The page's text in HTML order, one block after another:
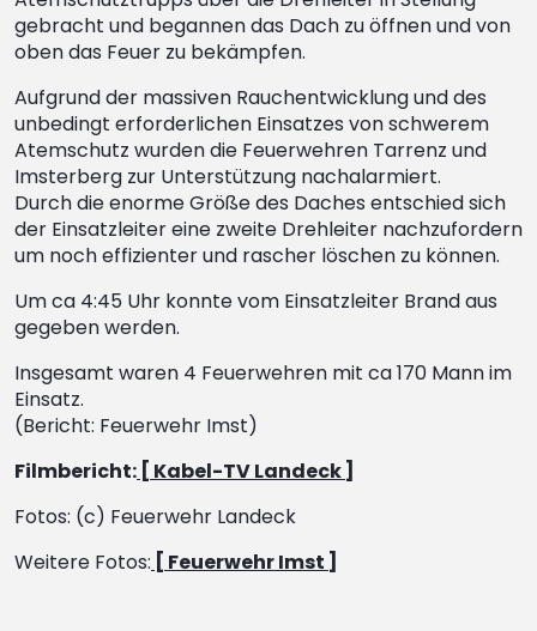
gebracht und begannen das Dach zu öffnen und von
oben das Feuer zu bekämpfen.
Aufgrund der massiven Rauchentwicklung und des
unbedingt erforderlichen Einsatzes von schwerem
Atemschutz wurden die Feuerwehren Tarrenz und
Imsterberg zur Unterstützung nachalarmiert.
Durch die enorme Größe des Daches entschied sich
der Einsatzleiter eine zweite Drehleiter nachzufordern
um noch effizienter und rascher löschen zu können.
Um ca 4:45 Uhr konnte vom Einsatzleiter Brand aus
gegeben werden.
Insgesamt waren 4 Feuerwehren mit ca 170 Mann im
Einsatz.
(Bericht: Feuerwehr Imst)
Filmbericht: [ Kabel-TV Landeck ]
Fotos: (c) Feuerwehr Landeck
Weitere Fotos: [ Feuerwehr Imst ]